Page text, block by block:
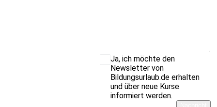
Ja, ich möchte den
Newsletter von
Bildungsurlaub.de erhalten
und über neue Kurse
informiert werden.